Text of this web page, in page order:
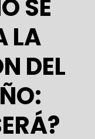
SE
LA
DEL